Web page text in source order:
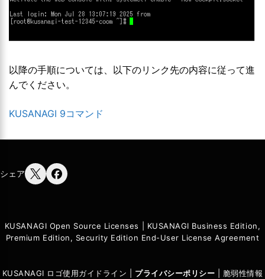
以降の手順については、以下のリンク先の内容に従って進
んでください。
KUSANAGI 9コマンド
シェア
KUSANAGI Open Source Licenses
KUSANAGI Business Edition,
Premium Edition, Security Edition End-User License Agreement
KUSANAGI ロゴ使用ガイドライン プライバシーポリシー
脆弱性情報